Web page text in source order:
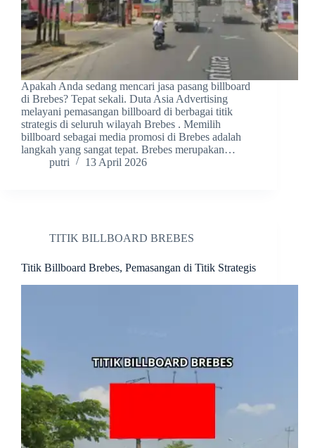
Apakah Anda sedang mencari jasa pasang billboard
di Brebes? Tepat sekali. Duta Asia Advertising
melayani pemasangan billboard di berbagai titik
strategis di seluruh wilayah Brebes . Memilih
billboard sebagai media promosi di Brebes adalah
langkah yang sangat tepat. Brebes merupakan…
putri
13 April 2026
TITIK BILLBOARD BREBES
Titik Billboard Brebes, Pemasangan di Titik Strategis